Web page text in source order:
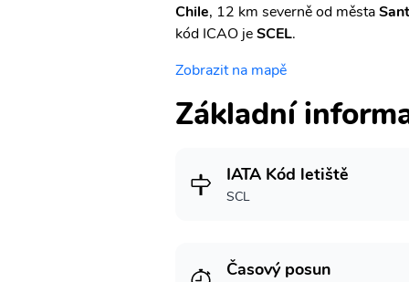
Chile, 12 km severně od města
kód ICAO jeSCEL.
Zobrazit na mapě
Základní
IATA Kód letiště
SCL
Časový posun